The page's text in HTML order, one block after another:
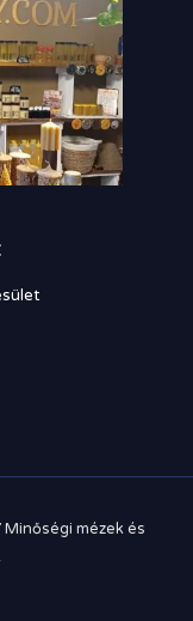
mézek és